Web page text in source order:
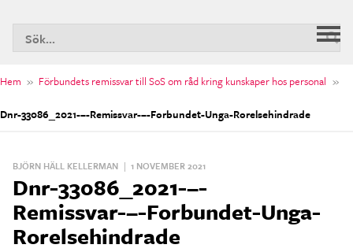
Hem » Förbundets remissvar till SoS om råd kring kunskaper hos personal »
Dnr-33086_2021-–-Remissvar-–-Forbundet-Unga-Rorelsehindrade
BJÖRN HÄLL KELLERMAN | 1 NOVEMBER 2021
Dnr-33086_2021-–-
Remissvar-–-Forbundet-Unga-
Rorelsehindrade